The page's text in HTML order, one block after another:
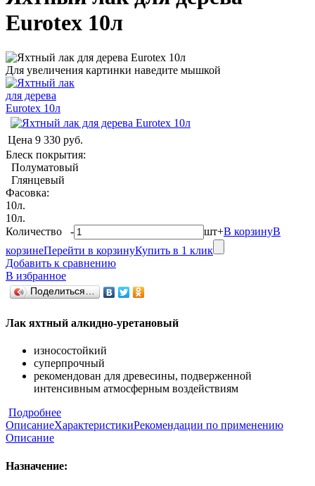
Eurotex 10л
Для увеличения картинки наведите мышкой
Цена 9 330 руб.
Блеск покрытия:
Полуматовый
Глянцевый
Фасовка:
10л.
10л.
Количество - шт+В корзинуВ
корзинеПерейти в корзинуКупить в 1 клик
Добавить к сравнению
В избранное
Поделиться…
Лак яхтный алкидно-уретановый
износостойкий
суперпрочный
рекомендован для древесины, подверженной
интенсивным атмосферным воздействиям
Подробнее
ОписаниеХарактеристикиРекомендации по применению
Описание
Назначение: